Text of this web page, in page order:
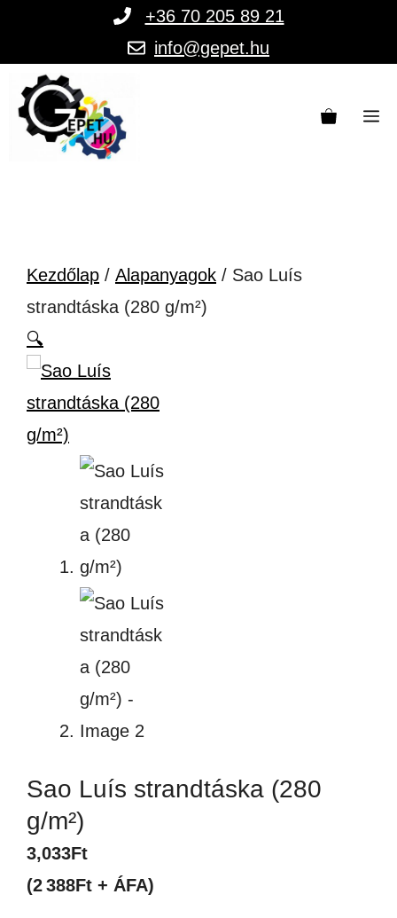
tartalomba
+36 70 205 89 21
info@gepet.hu
Kezdőlap / Alapanyagok / Sao Luís
strandtáska (280 g/m²)
🔍
Sao Luís strandtáska (280
g/m²)
3,033Ft
(2 388Ft + ÁFA)